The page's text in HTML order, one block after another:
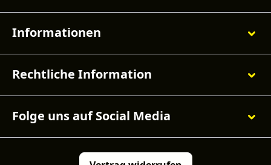
Informationen
Rechtliche Information
Folge uns auf Social Media